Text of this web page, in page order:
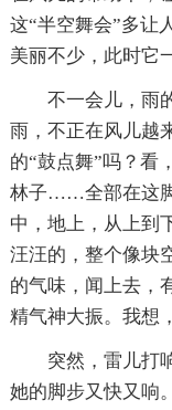
这“半空舞会”多让
美丽不少，此时它
不一会儿，雨
雨，不正在风儿越
的“鼓点舞”吗？看
林子……全部在这
中，地上，从上到
汪汪的，整个像块
的气味，闻上去，
精气神大振。我想
突然，雷儿打
她的脚步又快又响